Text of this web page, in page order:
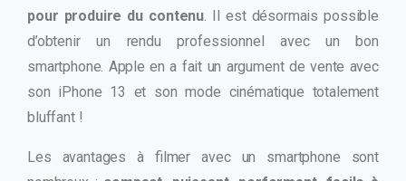
pour produire du contenu. Il est désormais possible
d’obtenir un rendu professionnel avec un bon
smartphone. Apple en a fait un argument de vente avec
son iPhone 13 et son mode cinématique totalement
bluffant !
Les avantages à filmer avec un smartphone sont